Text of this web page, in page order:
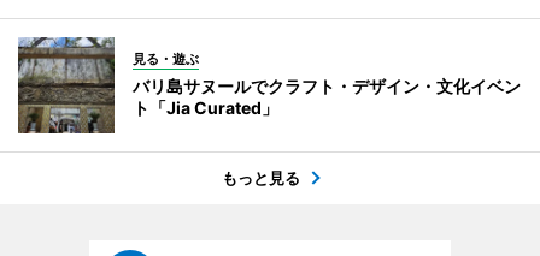
見る・遊ぶ
バリ島サヌールでクラフト・デザイン・文化イベン
ト「Jia Curated」
もっと見る